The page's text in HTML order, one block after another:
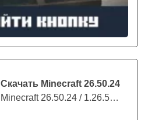
Скачать Minecraft 26.50.24
Minecraft 26.50.24 / 1.26.50.24 предс...